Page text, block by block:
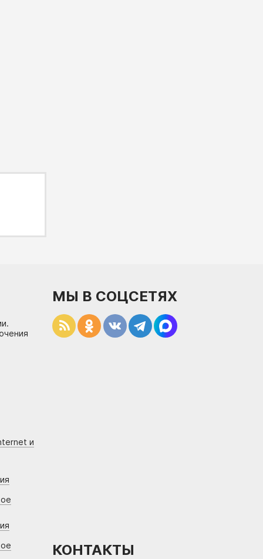
и
МЫ В СОЦСЕТЯХ
КОНТАКТЫ